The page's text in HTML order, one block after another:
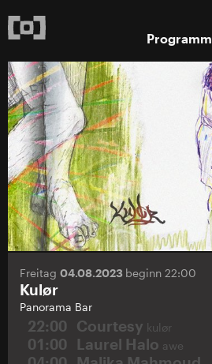
Programm
Freitag 04.08.2023 beginn 22:00
Kulør
Panorama Bar
22:00 Courtesy kulør
01:00 Laurel Halo awe